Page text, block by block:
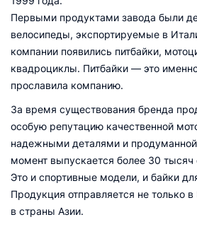
Первыми продуктами завода были
велосипеды, экспортируемые в
компании появились питбайки,
квадроциклы. Питбайки — это
прославила компанию.
За время существования бренда
особую репутацию качественной
надежными деталями и
момент выпускается более 30 тысяч
Это и спортивные модели, и байки
Продукция отправляется не только
в страны Азии.